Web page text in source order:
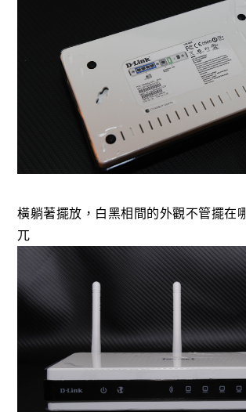
橫躺著擺放，白黑相間的外觀不管擺在
兀